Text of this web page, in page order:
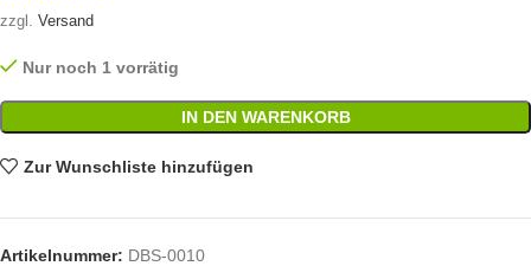
zzgl. Versand
Nur noch 1 vorrätig
IN DEN WARENKORB
Zur Wunschliste hinzufügen
Artikelnummer: DBS-0010